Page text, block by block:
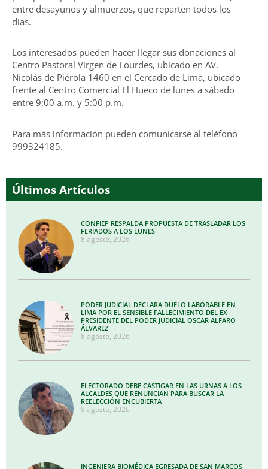
entre desayunos y almuerzos, que reparten todos los
días.
Los interesados pueden hacer llegar sus donaciones al
Centro Pastoral Virgen de Lourdes, ubicado en AV.
Nicolás de Piérola 1460 en el Cercado de Lima, ubicado
frente al Centro Comercial El Hueco de lunes a sábado
entre 9:00 a.m. y 5:00 p.m.
Para más información pueden comunicarse al teléfono
999324185.
Últimos Artículos
CONFIEP RESPALDA PROPUESTA DE TRASLADAR LOS
FERIADOS A LOS LUNES
8 agosto, 2026
PODER JUDICIAL DECLARA DUELO LABORABLE EN
LIMA POR EL SENSIBLE FALLECIMIENTO DEL EX
PRESIDENTE DEL PODER JUDICIAL OSCAR ALFARO
ÁLVAREZ
8 agosto, 2026
ELECTORADO DEBE CASTIGAR EN LAS URNAS A LOS
ALCALDES QUE RENUNCIAN PARA BUSCAR LA
REELECCIÓN ENCUBIERTA
8 agosto, 2026
INGENIERA BIOMÉDICA EGRESADA DE SAN MARCOS